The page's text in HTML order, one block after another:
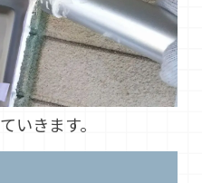
いきます。